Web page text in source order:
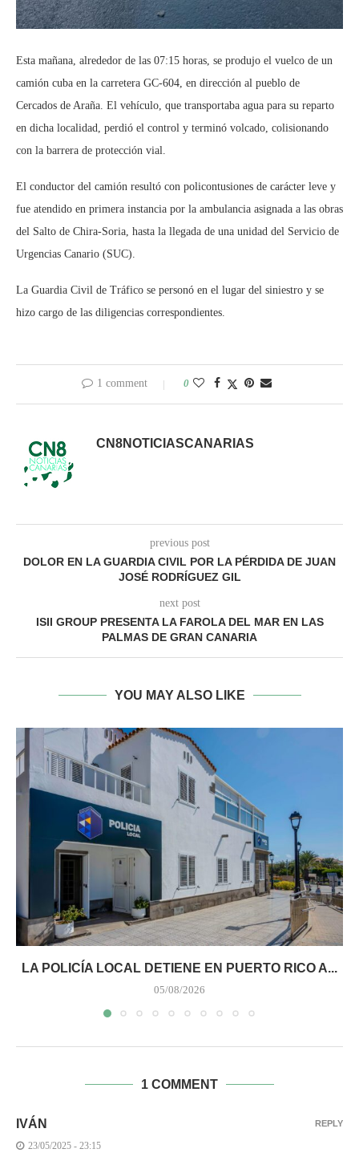
Esta mañana, alrededor de las 07:15 horas, se produjo el vuelco de un
camión cuba en la carretera GC-604, en dirección al pueblo de
Cercados de Araña. El vehículo, que transportaba agua para su reparto
en dicha localidad, perdió el control y terminó volcado, colisionando
con la barrera de protección vial.
El conductor del camión resultó con policontusiones de carácter leve y
fue atendido en primera instancia por la ambulancia asignada a las obras
del Salto de Chira-Soria, hasta la llegada de una unidad del Servicio de
Urgencias Canario (SUC).
La Guardia Civil de Tráfico se personó en el lugar del siniestro y se
hizo cargo de las diligencias correspondientes.
1 comment 0
CN8NOTICIASCANARIAS
previous post
DOLOR EN LA GUARDIA CIVIL POR LA PÉRDIDA DE JUAN
JOSÉ RODRÍGUEZ GIL
next post
ISII GROUP PRESENTA LA FAROLA DEL MAR EN LAS
PALMAS DE GRAN CANARIA
YOU MAY ALSO LIKE
LA POLICÍA LOCAL DETIENE EN PUERTO RICO A...
05/08/2026
1 COMMENT
IVÁN
23/05/2025 - 23:15
REPLY